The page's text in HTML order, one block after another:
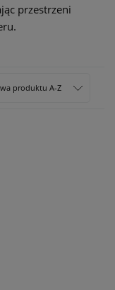
przestrzeni
produktu A-Z